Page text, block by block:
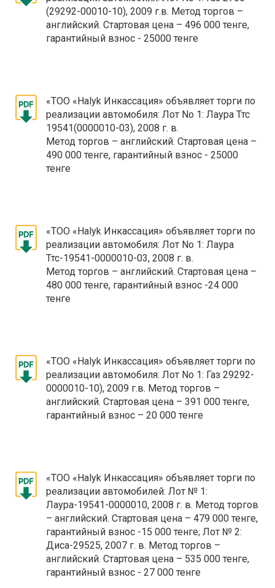
(29292-00010-10), 2009 г.в. Метод торгов –
английский. Стартовая цена – 496 000 тенге,
гарантийный взнос - 25000 тенге
«ТОО «Halyk Инкассация» объявляет торги по
реализации автомобиля: Лот No 1: Лаура Ттс
19541(0000010-03), 2008 г. в.
Метод торгов – английский. Стартовая цена –
490 000 тенге, гарантийный взнос - 25000
тенге
«ТОО «Halyk Инкассация» объявляет торги по
реализации автомобиля: Лот No 1: Лаура
Ттс-19541-0000010-03, 2008 г. в.
Метод торгов – английский. Стартовая цена –
480 000 тенге, гарантийный взнос -24 000
тенге
«ТОО «Halyk Инкассация» объявляет торги по
реализации автомобиля: Лот No 1: Газ 29292-
0000010-10), 2009 г.в. Метод торгов –
английский. Стартовая цена – 391 000 тенге,
гарантийный взнос – 20 000 тенге
«ТОО «Halyk Инкассация» объявляет торги по
реализации автомобилей: Лот № 1:
Лаура-19541-0000010, 2008 г. в. Метод торгов
– английский. Стартовая цена – 479 000 тенге,
гарантийный взнос -15 000 тенге; Лот № 2:
Диса-29525, 2007 г. в. Метод торгов –
английский. Стартовая цена – 535 000 тенге,
гарантийный взнос - 27 000 тенге